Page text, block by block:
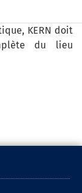
KERN doit
du lieu